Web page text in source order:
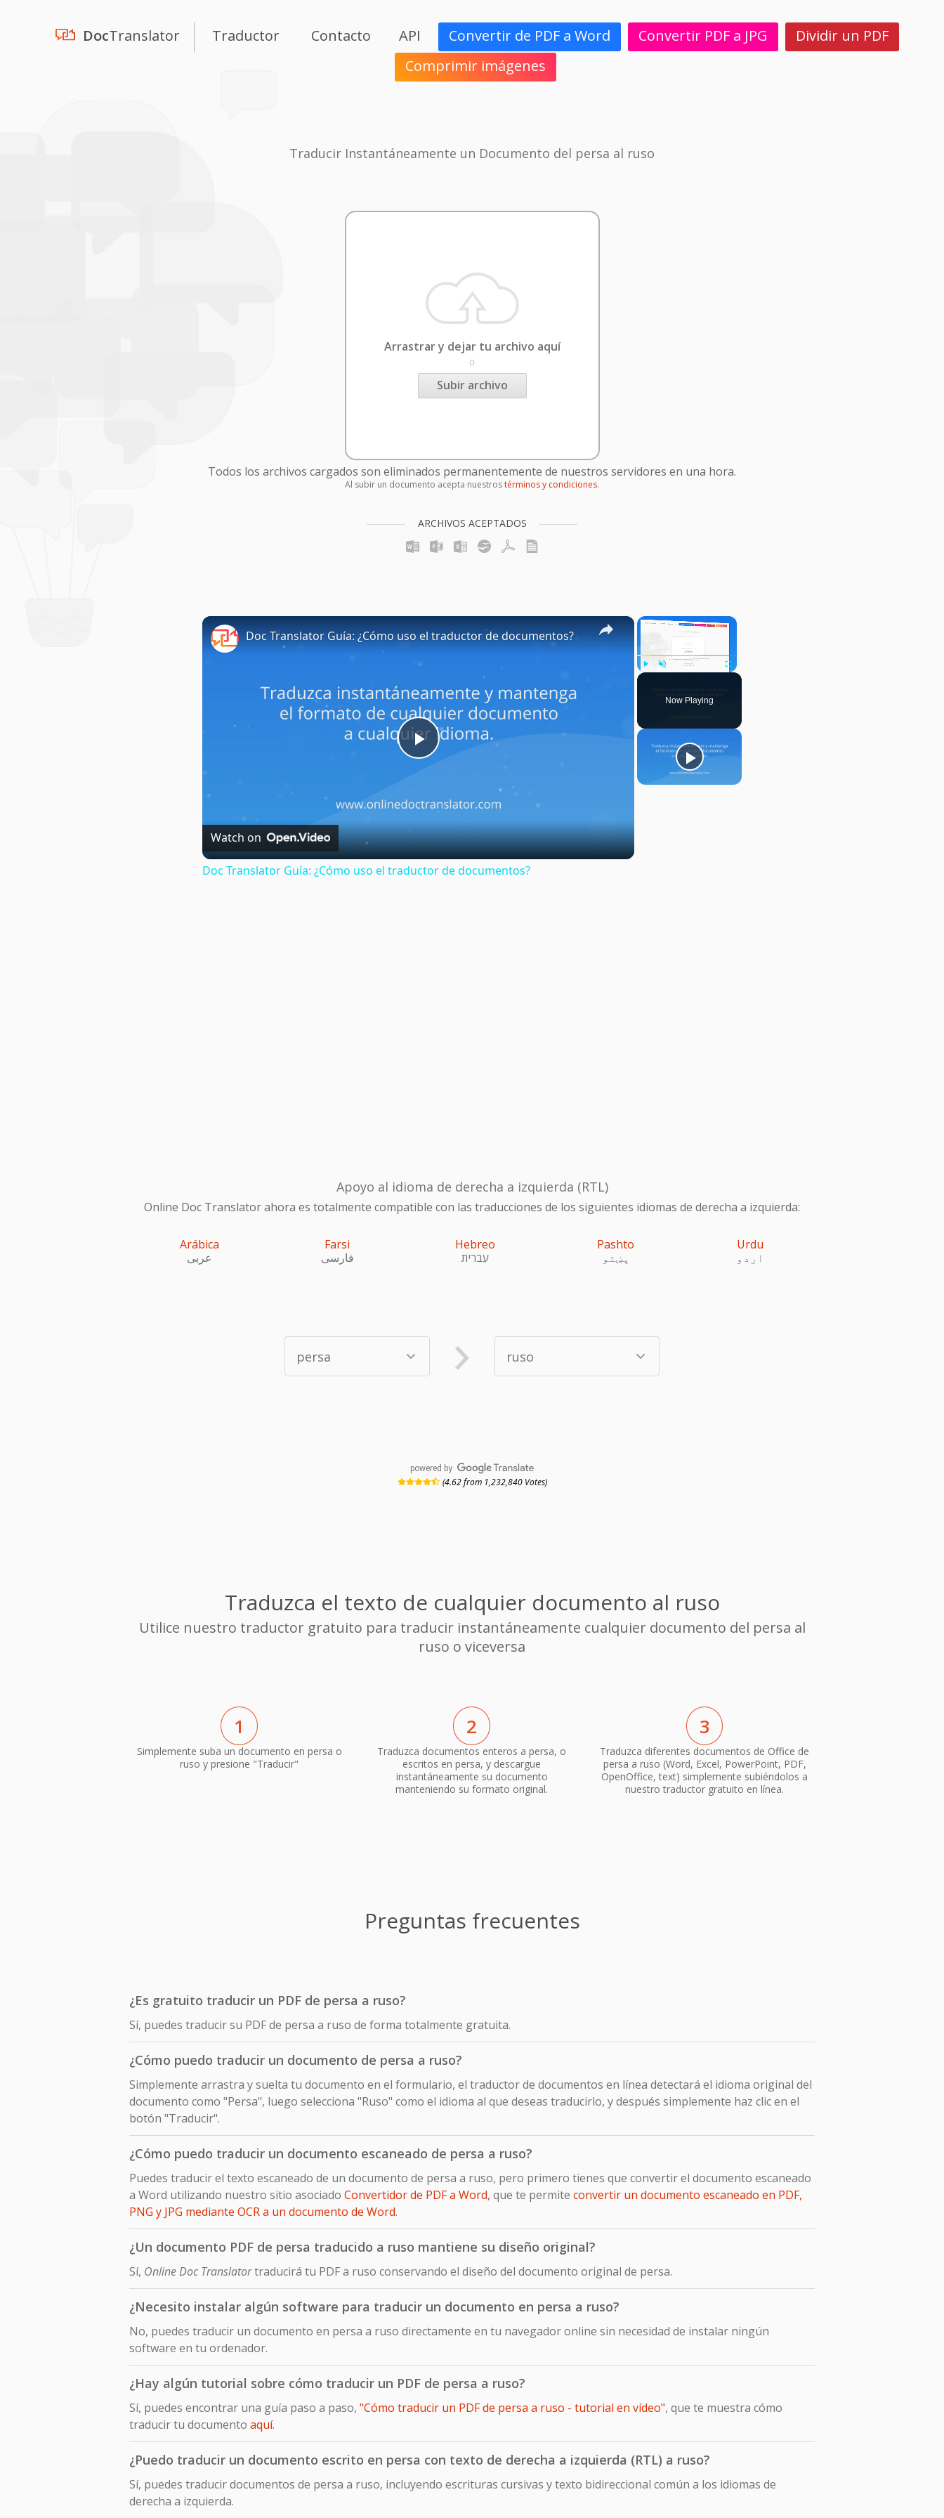
DocTranslator Traductor Contacto API Convertir de PDF a Word Convertir PDF a JPG
Dividir un PDF
Comprimir imágenes
Traducir Instantáneamente un Documento del persa al ruso
Arrastrar y dejar tu archivo aquí
o
Subir archivo
Todos los archivos cargados son eliminados permanentemente de nuestros servidores en una hora.
Al subir un documento acepta nuestrostérminos y condiciones.
ARCHIVOS ACEPTADOS
×
Fullscreen
Now Playing
×
Play
Video
Doc Translator Guía: ¿Cómo uso el traductor de documentos?
Watch on
Doc Translator Guía: ¿Cómo uso el traductor de documentos?
Apoyo al idioma de derecha a izquierda (RTL)
Online Doc Translator ahora es totalmente compatible con las traducciones de los siguientes idiomas de derecha a izquierda:
Arábica
عربى
Farsi
فارسی
Hebreo
עִברִית
Pashto
پښتو
Urdu
اردو
powered by
(4.62 from 1,232,840 Votes)
Traduzca el texto de cualquier documento al ruso
Utilice nuestro traductor gratuito para traducir instantáneamente cualquier documento del persa al
ruso o viceversa
1
Simplemente suba un documento en persa o
ruso y presione "Traducir"
2
Traduzca documentos enteros a persa, o
escritos en persa, y descargue
instantáneamente su documento
manteniendo su formato original.
3
Traduzca diferentes documentos de Office de
persa a ruso (Word, Excel, PowerPoint, PDF,
OpenOffice, text) simplemente subiéndolos a
nuestro traductor gratuito en línea.
Preguntas frecuentes
¿Es gratuito traducir un PDF de persa a ruso?
Sí, puedes traducir su PDF de persa a ruso de forma totalmente gratuita.
¿Cómo puedo traducir un documento de persa a ruso?
Simplemente arrastra y suelta tu documento en el formulario, el traductor de documentos en línea detectará el idioma original del
documento como "Persa", luego selecciona "Ruso" como el idioma al que deseas traducirlo, y después simplemente haz clic en el
botón "Traducir".
¿Cómo puedo traducir un documento escaneado de persa a ruso?
Puedes traducir el texto escaneado de un documento de persa a ruso, pero primero tienes que convertir el documento escaneado
a Word utilizando nuestro sitio asociado Convertidor de PDF a Word, que te permite convertir un documento escaneado en PDF,
PNG y JPG mediante OCR a un documento de Word.
¿Un documento PDF de persa traducido a ruso mantiene su diseño original?
Sí, Online Doc Translatortraducirá tu PDF a ruso conservando el diseño del documento original de persa.
¿Necesito instalar algún software para traducir un documento en persa a ruso?
No, puedes traducir un documento en persa a ruso directamente en tu navegador online sin necesidad de instalar ningún
software en tu ordenador.
¿Hay algún tutorial sobre cómo traducir un PDF de persa a ruso?
Sí, puedes encontrar una guía paso a paso, "Cómo traducir un PDF de persa a ruso - tutorial en vídeo", que te muestra cómo
traducir tu documento aquí.
¿Puedo traducir un documento escrito en persa con texto de derecha a izquierda (RTL) a ruso?
Sí, puedes traducir documentos de persa a ruso, incluyendo escrituras cursivas y texto bidireccional común a los idiomas de
derecha a izquierda.